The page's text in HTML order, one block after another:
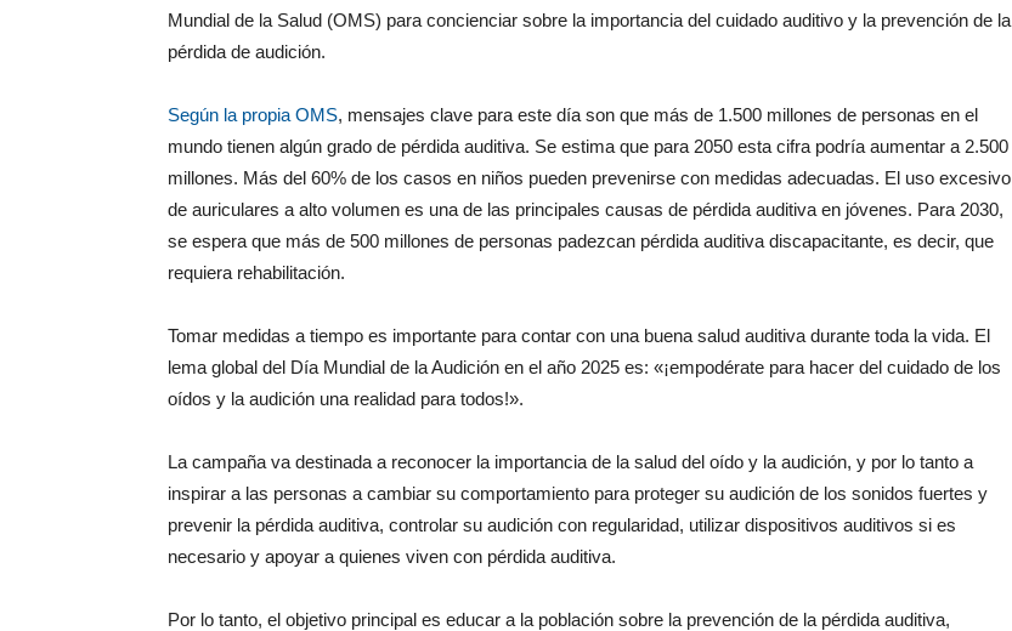
Mundial de la Salud (OMS) para concienciar sobre la importancia del cuidado auditivo y la prevención de la
pérdida de audición.
Según la propia OMS, mensajes clave para este día son que más de 1.500 millones de personas en el
mundo tienen algún grado de pérdida auditiva. Se estima que para 2050 esta cifra podría aumentar a 2.500
millones. Más del 60% de los casos en niños pueden prevenirse con medidas adecuadas. El uso excesivo
de auriculares a alto volumen es una de las principales causas de pérdida auditiva en jóvenes. Para 2030,
se espera que más de 500 millones de personas padezcan pérdida auditiva discapacitante, es decir, que
requiera rehabilitación.
Tomar medidas a tiempo es importante para contar con una buena salud auditiva durante toda la vida. El
lema global del Día Mundial de la Audición en el año 2025 es: «¡empodérate para hacer del cuidado de los
oídos y la audición una realidad para todos!».
La campaña va destinada a reconocer la importancia de la salud del oído y la audición, y por lo tanto a
inspirar a las personas a cambiar su comportamiento para proteger su audición de los sonidos fuertes y
prevenir la pérdida auditiva, controlar su audición con regularidad, utilizar dispositivos auditivos si es
necesario y apoyar a quienes viven con pérdida auditiva.
Por lo tanto, el objetivo principal es educar a la población sobre la prevención de la pérdida auditiva,